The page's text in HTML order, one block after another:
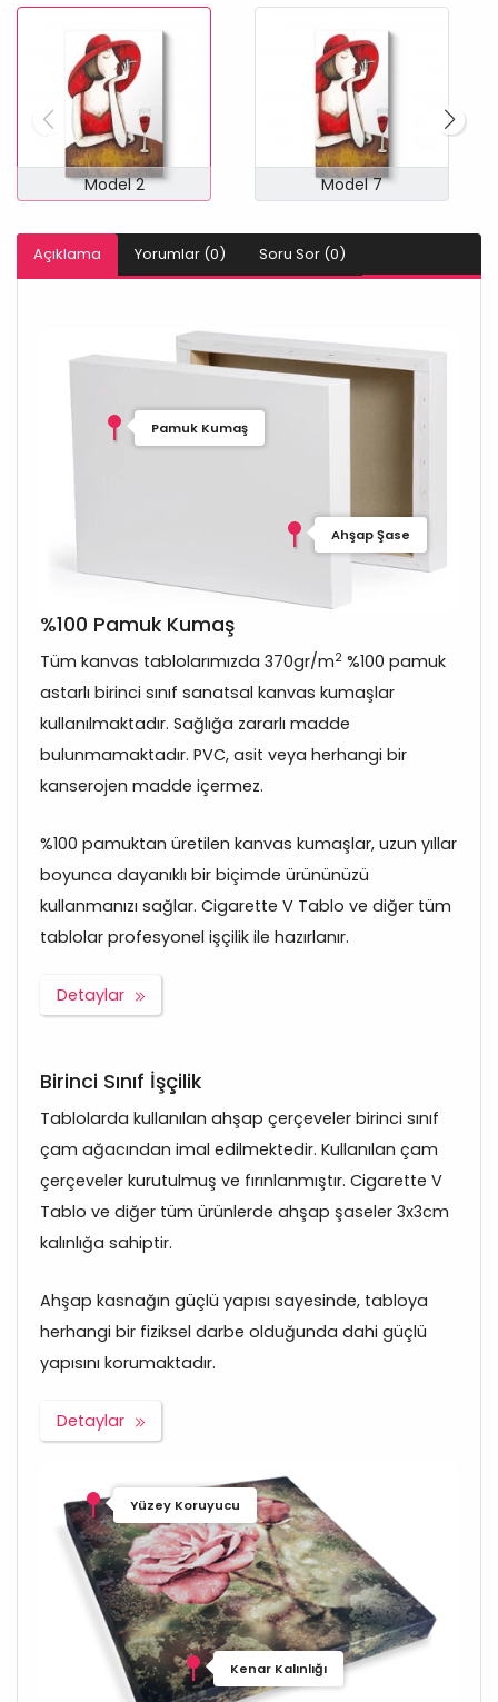
Model 2 Model 7
Açıklama Yorumlar (0) Soru Sor (0)
Pamuk Kumaş
Ahşap Şase
%100 Pamuk Kumaş
Tüm kanvas tablolarımızda 370gr/m2 %100 pamuk
astarlı birinci sınıf sanatsal kanvas kumaşlar
kullanılmaktadır. Sağlığa zararlı madde
bulunmamaktadır. PVC, asit veya herhangi bir
kanserojen madde içermez.
%100 pamuktan üretilen kanvas kumaşlar, uzun yıllar
boyunca dayanıklı bir biçimde ürününüzü
kullanmanızı sağlar. Cigarette V Tablo ve diğer tüm
tablolar profesyonel işçilik ile hazırlanır.
Detaylar
Birinci Sınıf İşçilik
Tablolarda kullanılan ahşap çerçeveler birinci sınıf
çam ağacından imal edilmektedir. Kullanılan çam
çerçeveler kurutulmuş ve fırınlanmıştır. Cigarette V
Tablo ve diğer tüm ürünlerde ahşap şaseler 3x3cm
kalınlığa sahiptir.
Ahşap kasnağın güçlü yapısı sayesinde, tabloya
herhangi bir fiziksel darbe olduğunda dahi güçlü
yapısını korumaktadır.
Detaylar
Yüzey Koruyucu
Kenar Kalınlığı